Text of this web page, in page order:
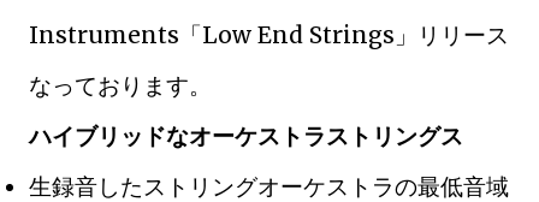
Instruments「Low End Strings」リリース
なっております。
ハイブリッドなオーケストラストリングス
生録音したストリングオーケストラの最低音域